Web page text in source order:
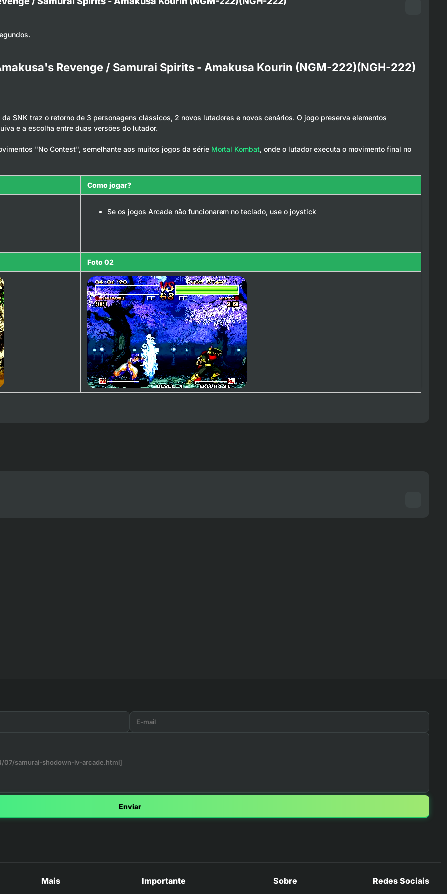
Revenge / Samurai Spirits - Amakusa Kourin (NGM-222)(NGH-222)
SNK traz o retorno de 3 personagens clássicos, 2 novos lutadores e novos cenários. O jogo preserva elementos
e a escolha entre duas versões do lutador.
"No Contest", semelhante aos muitos jogos da série Mortal Kombat, onde o lutador executa o movimento final no
Como jogar?
Se os jogos Arcade não funcionarem no teclado, use o joystick
Foto 02
Enviar
Mais Importante Sobre Redes Sociais